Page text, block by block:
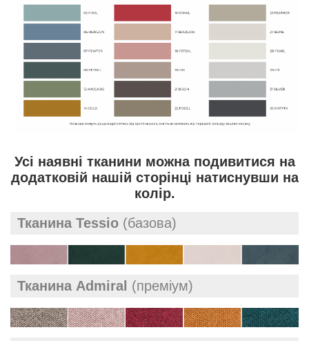
Усі наявні тканини можна подивитися на
додатковій нашій сторінці натиснувши на
колір.
Тканина Tessio (базова)
Тканина Admiral (преміум)